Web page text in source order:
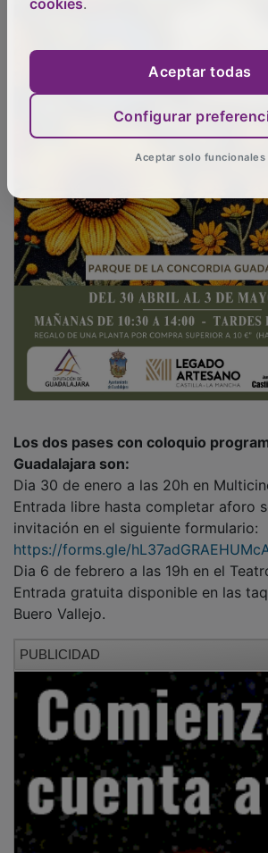
Guadalajara son:
Dia 30 de enero a las 20h en
Entrada libre hasta completar aforo
invitación en el siguiente formulario:
https://forms.gle/
Dia 6 de febrero a las 19h en el
Entrada gratuita disponible en las
Buero Vallejo.
cookies.
Aceptar todas
Configurar
Aceptar solo funcionales